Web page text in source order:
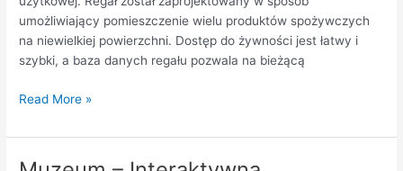
umożliwiający pomieszczenie wielu produktów spożywczych
na niewielkiej powierzchni. Dostęp do żywności jest łatwy i
szybki, a baza danych regału pozwala na bieżącą
Read More »
Muzeum